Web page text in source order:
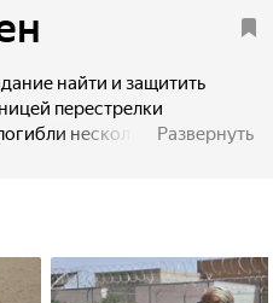
найти и защитить
перестрелки
несколько агентов
спецслужбы.
Развернуть